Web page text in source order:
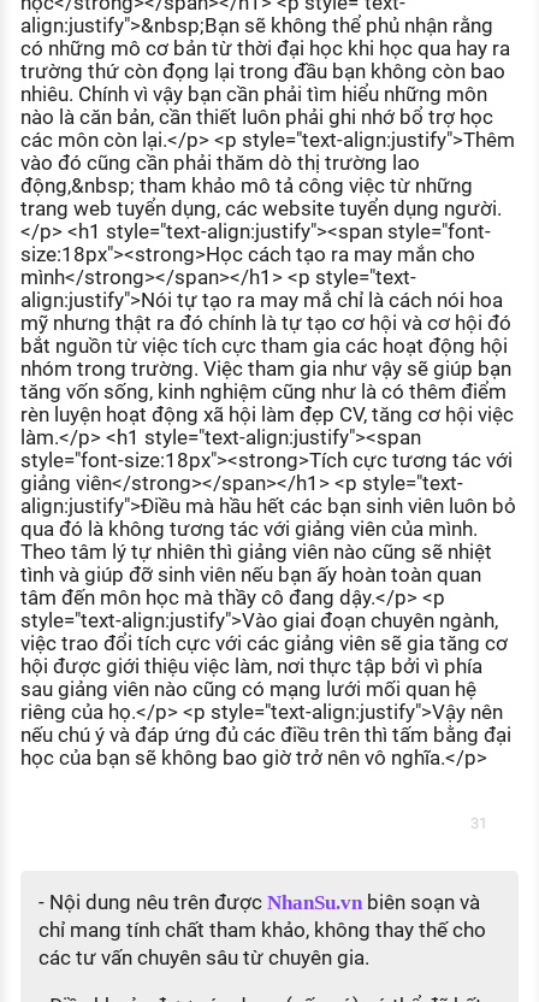
align:justify">&nbsp;Bạn sẽ không thể phủ nhận rằng
có những mô cơ bản từ thời đại học khi học qua hay ra
trường thứ còn đọng lại trong đầu bạn không còn bao
nhiêu. Chính vì vậy bạn cần phải tìm hiểu những môn
nào là căn bản, cần thiết luôn phải ghi nhớ bổ trợ học
các môn còn lại.</p> <p style="text-align:justify">Thêm
vào đó cũng cần phải thăm dò thị trường lao
động,&nbsp; tham khảo mô tả công việc từ những
trang web tuyển dụng, các website tuyển dụng người.
</p> <h1 style="text-align:justify"><span style="font-
size:18px"><strong>Học cách tạo ra may mắn cho
mình</strong></span></h1> <p style="text-
align:justify">Nói tự tạo ra may mắ chỉ là cách nói hoa
mỹ nhưng thật ra đó chính là tự tạo cơ hội và cơ hội đó
bắt nguồn từ việc tích cực tham gia các hoạt động hội
nhóm trong trường. Việc tham gia như vậy sẽ giúp bạn
tăng vốn sống, kinh nghiệm cũng như là có thêm điểm
rèn luyện hoạt động xã hội làm đẹp CV, tăng cơ hội việc
làm.</p> <h1 style="text-align:justify"><span
style="font-size:18px"><strong>Tích cực tương tác với
giảng viên</strong></span></h1> <p style="text-
align:justify">Điều mà hầu hết các bạn sinh viên luôn bỏ
qua đó là không tương tác với giảng viên của mình.
Theo tâm lý tự nhiên thì giảng viên nào cũng sẽ nhiệt
tình và giúp đỡ sinh viên nếu bạn ấy hoàn toàn quan
tâm đến môn học mà thầy cô đang dậy.</p> <p
style="text-align:justify">Vào giai đoạn chuyên ngành,
việc trao đổi tích cực với các giảng viên sẽ gia tăng cơ
hội được giới thiệu việc làm, nơi thực tập bởi vì phía
sau giảng viên nào cũng có mạng lưới mối quan hệ
riêng của họ.</p> <p style="text-align:justify">Vậy nên
nếu chú ý và đáp ứng đủ các điều trên thì tấm bằng đại
học của bạn sẽ không bao giờ trở nên vô nghĩa.</p>
31
- Nội dung nêu trên được NhanSu.vnbiên soạn và
chỉ mang tính chất tham khảo, không thay thế cho
các tư vấn chuyên sâu từ chuyên gia.